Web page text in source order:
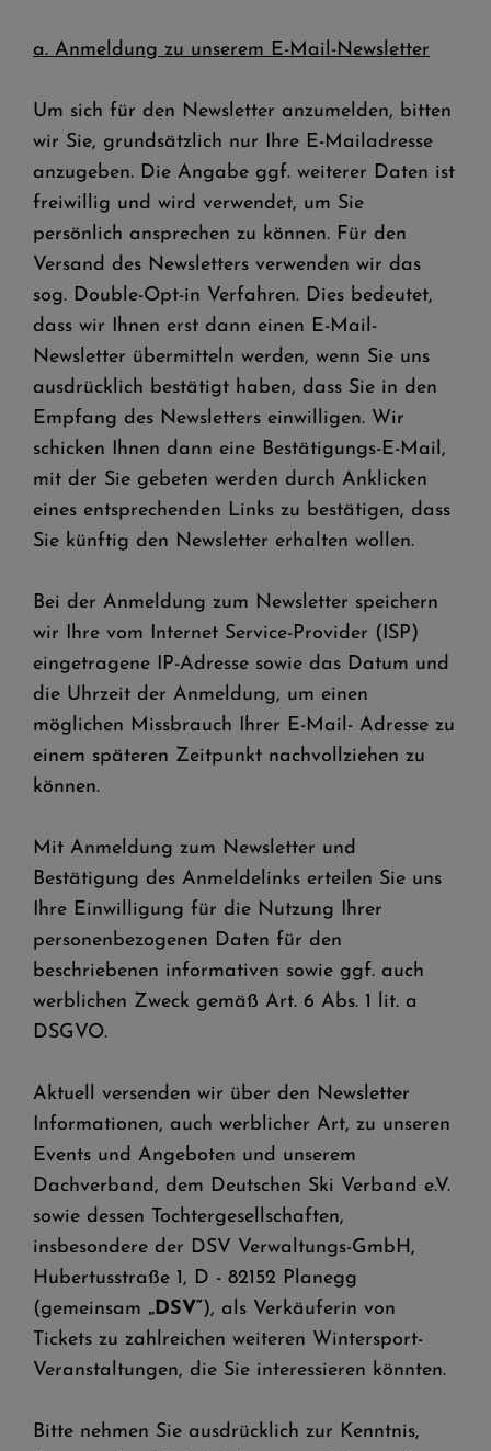
a. Anmeldung zu unserem E-Mail-Newsletter
Um sich für den Newsletter anzumelden, bitten
wir Sie, grundsätzlich nur Ihre E-Mailadresse
anzugeben. Die Angabe ggf. weiterer Daten ist
freiwillig und wird verwendet, um Sie
persönlich ansprechen zu können. Für den
Versand des Newsletters verwenden wir das
sog. Double-Opt-in Verfahren. Dies bedeutet,
dass wir Ihnen erst dann einen E-Mail-
Newsletter übermitteln werden, wenn Sie uns
ausdrücklich bestätigt haben, dass Sie in den
Empfang des Newsletters einwilligen. Wir
schicken Ihnen dann eine Bestätigungs-E-Mail,
mit der Sie gebeten werden durch Anklicken
eines entsprechenden Links zu bestätigen, dass
Sie künftig den Newsletter erhalten wollen.
Bei der Anmeldung zum Newsletter speichern
wir Ihre vom Internet Service-Provider (ISP)
eingetragene IP-Adresse sowie das Datum und
die Uhrzeit der Anmeldung, um einen
möglichen Missbrauch Ihrer E-Mail- Adresse zu
einem späteren Zeitpunkt nachvollziehen zu
können.
Mit Anmeldung zum Newsletter und
Bestätigung des Anmeldelinks erteilen Sie uns
Ihre Einwilligung für die Nutzung Ihrer
personenbezogenen Daten für den
beschriebenen informativen sowie ggf. auch
werblichen Zweck gemäß Art. 6 Abs. 1 lit. a
DSGVO.
Aktuell versenden wir über den Newsletter
Informationen, auch werblicher Art, zu unseren
Events und Angeboten und unserem
Dachverband, dem Deutschen Ski Verband e.V.
sowie dessen Tochtergesellschaften,
insbesondere der DSV Verwaltungs-GmbH,
Hubertusstraße 1, D - 82152 Planegg
(gemeinsam „DSV“), als Verkäuferin von
Tickets zu zahlreichen weiteren Wintersport-
Veranstaltungen, die Sie interessieren könnten.
Bitte nehmen Sie ausdrücklich zur Kenntnis,